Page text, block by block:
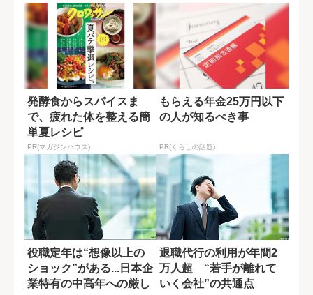
発酵食からスパイスま
で、疲れた体を整える簡
単夏レシピ
PR(マガジンハウス)
もらえる年金25万円以下
の人が知るべき事
PR(くらしの話題)
役職定年は“想像以上の
ショック”がある...日本企
業特有の中高年への厳し
退職代行の利用が年間2
万人超 “若手が離れて
いく会社”の共通点